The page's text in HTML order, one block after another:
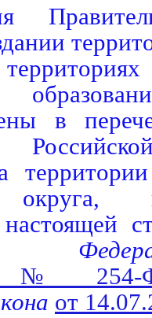
в
территории
№ 254-
от